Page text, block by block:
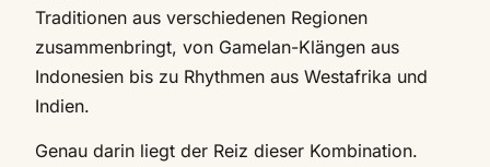
Traditionen aus verschiedenen Regionen
zusammenbringt, von Gamelan-Klängen aus
Indonesien bis zu Rhythmen aus Westafrika und
Indien.
Genau darin liegt der Reiz dieser Kombination.